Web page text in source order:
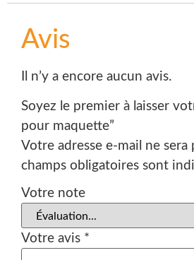
Avis
Il n’y a encore aucun avis.
Soyez le premier à laisser
pour maquette”
Votre adresse e-mail ne sera
champs obligatoires sont
Votre note
Votre avis *